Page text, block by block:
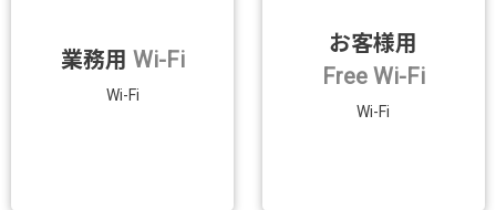
業務用 Wi-Fi
Wi-Fi
お客様用
Free Wi-Fi
Wi-Fi